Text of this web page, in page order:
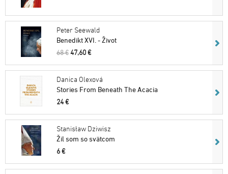
Peter Seewald
Benedikt XVI. - Život
68 €47,60 €
Danica Olexová
Stories From Beneath The Acacia
24 €
Stanisław Dziwisz
Žil som so svätcom
6 €